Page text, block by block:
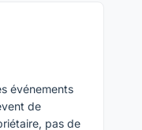
événements
de
pas de